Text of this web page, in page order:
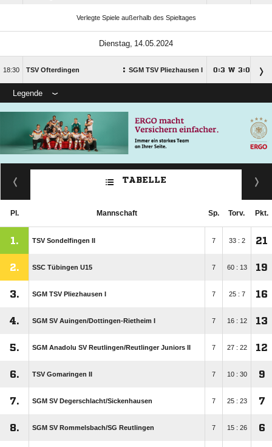
Verlegte Spiele außerhalb des Spieltages
 
 TSV Ofterdingen : SGM TSV Pliezhausen I : W :
Legende
TABELLE
Pl. Mannschaft Sp. Torv. Pkt.
1. TSV Sondelfingen II 7 33 : 2 21
2. SSC Tübingen U15 7 60 : 13 19
3. SGM TSV Pliezhausen I 7 25 : 7 16
4. SGM SV Auingen/​Dottingen-Rietheim I 7 16 : 12 13
5. SGM Anadolu SV Reutlingen/​Reutlinger Juniors II 7 27 : 22 12
6. TSV Gomaringen II 7 10 : 30 9
7. SGM SV Degerschlacht/​Sickenhausen 7 25 : 23 7
8. SGM SV Rommelsbach/​SG Reutlingen 7 15 : 26 6